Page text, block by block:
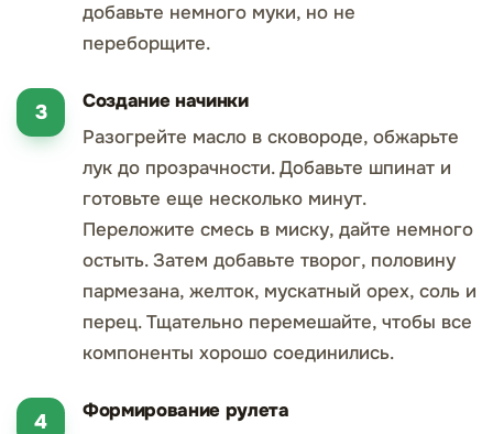
добавьте немного муки, но не
переборщите.
Создание начинки
Разогрейте масло в сковороде, обжарьте
лук до прозрачности. Добавьте шпинат и
готовьте еще несколько минут.
Переложите смесь в миску, дайте немного
остыть. Затем добавьте творог, половину
пармезана, желток, мускатный орех, соль и
перец. Тщательно перемешайте, чтобы все
компоненты хорошо соединились.
Формирование рулета